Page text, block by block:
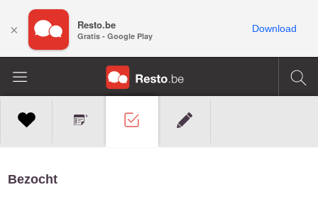
Bezocht
× Resto.be
Gratis - Google Play
Download